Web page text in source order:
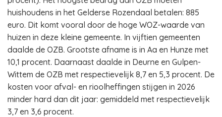
huishoudens in het Gelderse Rozendaal betalen: 885
euro. Dit komt vooral door de hoge WOZ-waarde van
huizen in deze kleine gemeente. In vijftien gemeenten
daalde de OZB. Grootste afname is in Aa en Hunze met
10,1 procent. Daarnaast daalde in Deurne en Gulpen-
Wittem de OZB met respectievelijk 8,7 en 5,3 procent. De
kosten voor afval- en rioolheffingen stijgen in 2026
minder hard dan dit jaar: gemiddeld met respectievelijk
3,7 en 3,6 procent.